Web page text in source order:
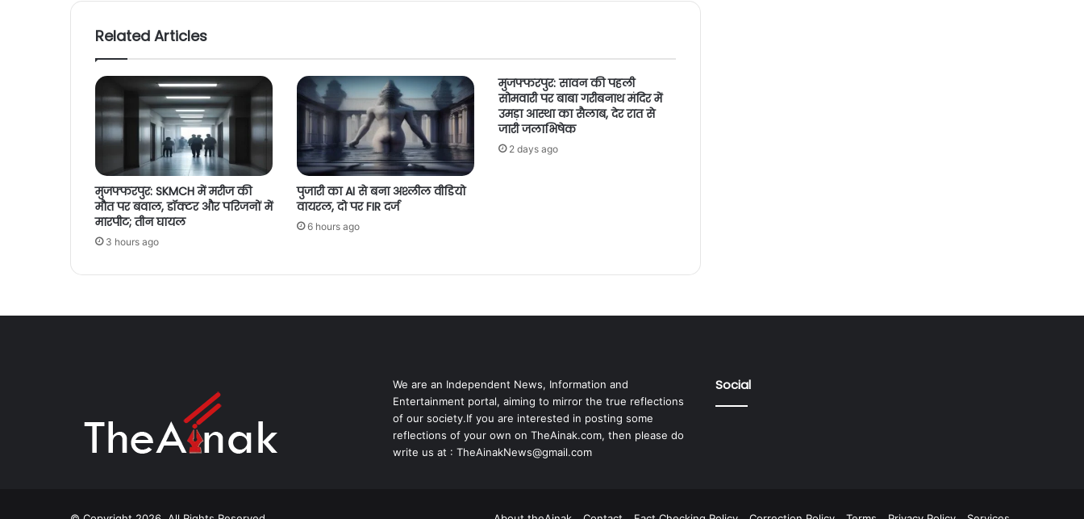
Related Articles
मुजफ्फरपुर: SKMCH में मरीज की
मौत पर बवाल, डॉक्टर और परिजनों में
मारपीट; तीन घायल
3 hours ago
पुजारी का AI से बना अश्लील वीडियो
वायरल, दो पर FIR दर्ज
6 hours ago
मुजफ्फरपुर: सावन की पहली
सोमवारी पर बाबा गरीबनाथ मंदिर में
उमड़ा आस्था का सैलाब, देर रात से
जारी जलाभिषेक
2 days ago
We are an Independent News, Information and
Entertainment portal, aiming to mirror the true reflections
of our society.If you are interested in posting some
reflections of your own on TheAinak.com, then please do
write us at : TheAinakNews@gmail.com
Social